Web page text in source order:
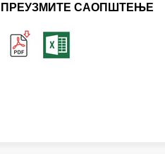
ПРЕУЗМИТЕ САОПШТЕЊЕ